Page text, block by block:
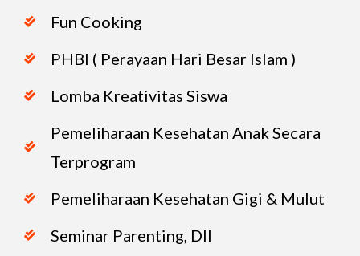
Fun Cooking
PHBI ( Perayaan Hari Besar Islam )
Lomba Kreativitas Siswa
Pemeliharaan Kesehatan Anak Secara
Terprogram
Pemeliharaan Kesehatan Gigi & Mulut
Seminar Parenting, Dll